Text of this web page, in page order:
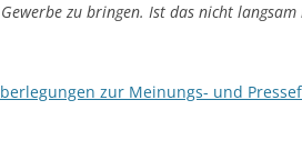
zu bringen. Ist das nicht langsam
zur Meinungs- und